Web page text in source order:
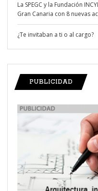
La SPEGC y la Fundación
Gran Canaria con 8 nuevas
¿Te invitaban a ti o al cargo?
PUBLICIDAD